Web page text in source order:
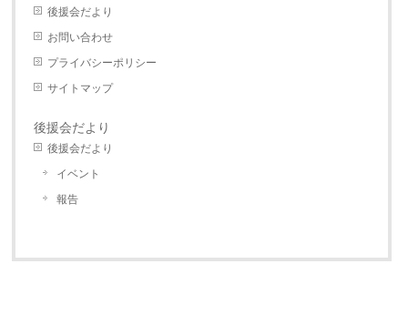
後援会だより
お問い合わせ
プライバシーポリシー
サイトマップ
後援会だより
後援会だより
イベント
報告